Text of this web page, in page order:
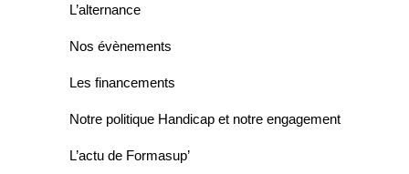
L’alternance
Nos évènements
Les financements
Notre politique Handicap et notre engagement
L’actu de Formasup’